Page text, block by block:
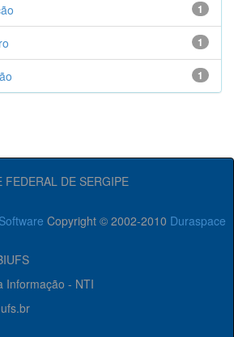
1
1
1
FEDERAL DE SERGIPE
Copyright © 2002-2010 Duraspace
Informação - NTI